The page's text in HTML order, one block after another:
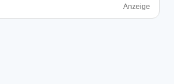
Anzeige